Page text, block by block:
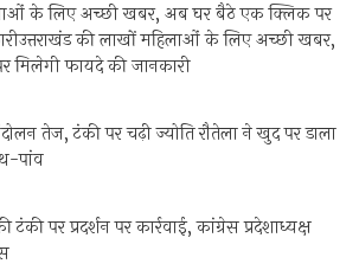
के लिए अच्छी खबर, अब घर बैठे एक क्लिक पर
की लाखों महिलाओं के लिए अच्छी खबर,
फायदे की जानकारी
तेज, टंकी पर चढ़ी ज्योति रौतेला ने खुद पर डाला
पांव
पर प्रदर्शन पर कार्रवाई, कांग्रेस प्रदेशाध्यक्ष